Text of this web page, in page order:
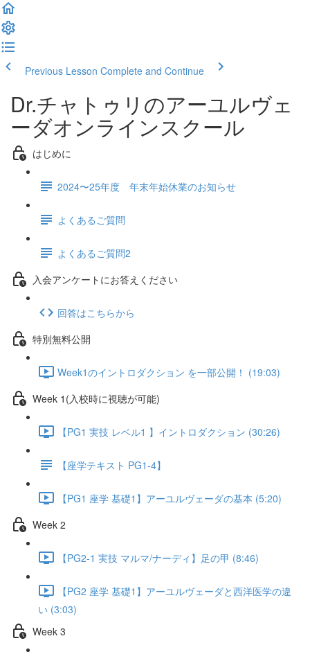
Previous Lesson Complete and Continue
Dr.チャトゥリのアーユルヴェ
ーダオンラインスクール
はじめに
2024〜25年度 年末年始休業のお知らせ
よくあるご質問
よくあるご質問2
入会アンケートにお答えください
回答はこちらから
特別無料公開
Week1のイントロダクション を一部公開！ (19:03)
Week 1(入校時に視聴が可能)
【PG1 実技 レベル1 】イントロダクション (30:26)
【座学テキスト PG1-4】
【PG1 座学 基礎1】アーユルヴェーダの基本 (5:20)
Week 2
【PG2-1 実技 マルマ/ナーディ】足の甲 (8:46)
【PG2 座学 基礎1】アーユルヴェーダと西洋医学の違
い (3:03)
Week 3